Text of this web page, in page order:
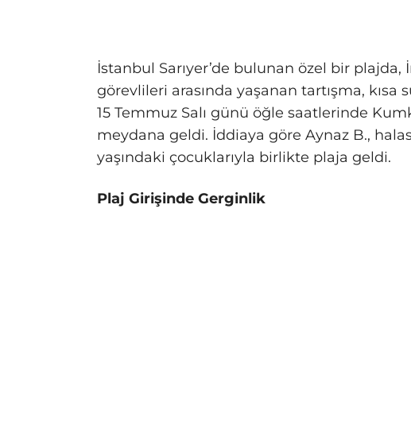
İstanbul Sarıyer’de bulunan özel bir
görevlileri arasında yaşanan tartışma,
15 Temmuz Salı günü öğle saatlerinde
meydana geldi. İddiaya göre Aynaz B.,
yaşındaki çocuklarıyla birlikte plaja geldi.
Plaj Girişinde Gerginlik